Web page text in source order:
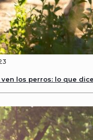
los perros: lo que